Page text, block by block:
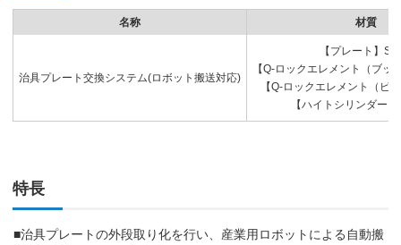
名称 材質
治具プレート交換システム(ロボット搬送対応)
【プレート】
【Q-ロックエレメント（ブッ
【Q-ロックエレメント（ピ
【ハイトシリンダー
特長
■治具プレートの外段取り化を行い、産業用ロボットによる自動搬